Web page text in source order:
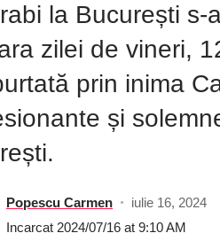
la București
zilei de vineri,
prin inima
și
Popescu Carmen
iulie 16, 2024
Incarcat 2024/07/16 at 9:10 AM